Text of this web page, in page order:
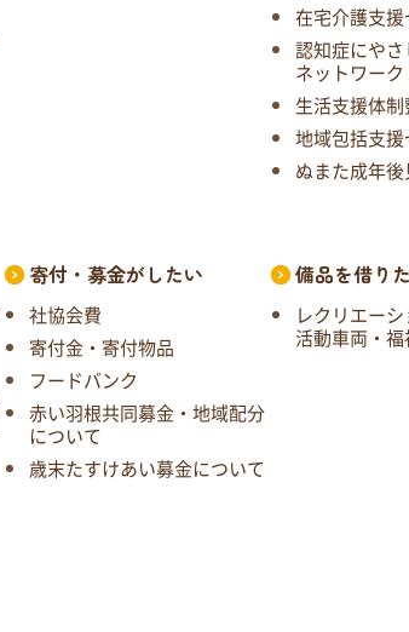
在宅介護支
認知症にや
ネットワーク
生活支援体
地域包括支
ぬまた成年
寄付・募金がしたい
社協会費
寄付金・寄付物品
フードバンク
赤い羽根共同募金・地域配分
について
歳末たすけあい募金について
備品を借り
レクリエー
活動車両・